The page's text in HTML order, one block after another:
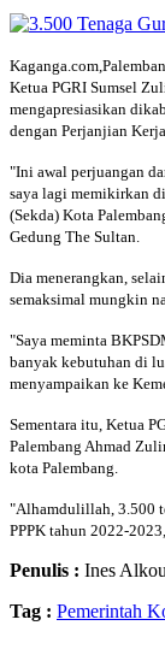
Ketua PGRI Sumsel
mengapresiasikan
dengan Perjanjian
"Ini awal perjuangan
saya lagi memikirkan
(Sekda) Kota
Gedung The Sultan.
Dia menerangkan,
semaksimal mungkin
"Saya meminta
banyak kebutuhan di
menyampaikan ke
Sementara itu, Ketua
Palembang Ahmad
kota Palembang.
"Alhamdulillah, 3.500
PPPK tahun 2022-
Penulis : Ines
Tag : Pemerintah